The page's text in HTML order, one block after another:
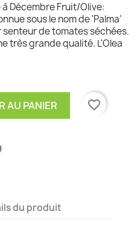
Décembre Fruit/Olive:
sous le nom de 'Palma'
de tomates séchées.
très grande qualité. L'Olea
AU PANIER favorite_border
du produit